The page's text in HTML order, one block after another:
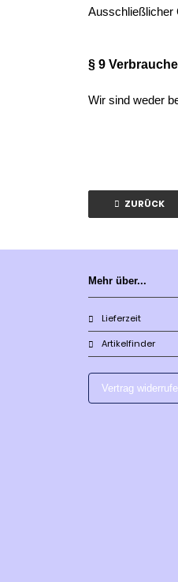
Ausschließlicher
§ 9
Wir sind weder
ZURÜCK
Mehr über...
Lieferzeit
Artikelfinder
Vertrag